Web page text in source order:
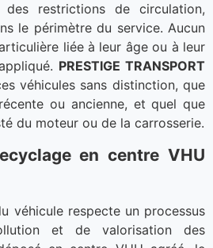
des restrictions de circulation,
le périmètre du service. Aucun
liée à leur âge ou à leur
PRESTIGE TRANSPORT
véhicules sans distinction, que
ou ancienne, et quel que
du moteur ou de la carrosserie.
en centre VHU
véhicule respecte un processus
et de valorisation des